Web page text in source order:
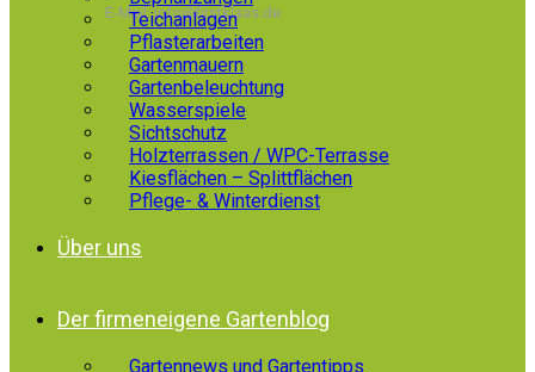
E-Mail: info@firstklaas.de
Teichanlagen
Pflasterarbeiten
Gartenmauern
Gartenbeleuchtung
Wasserspiele
Sichtschutz
Holzterrassen / WPC-Terrasse
Kiesflächen – Splittflächen
Pflege- & Winterdienst
Über uns
Der firmeneigene Gartenblog
Gartennews und Gartentipps